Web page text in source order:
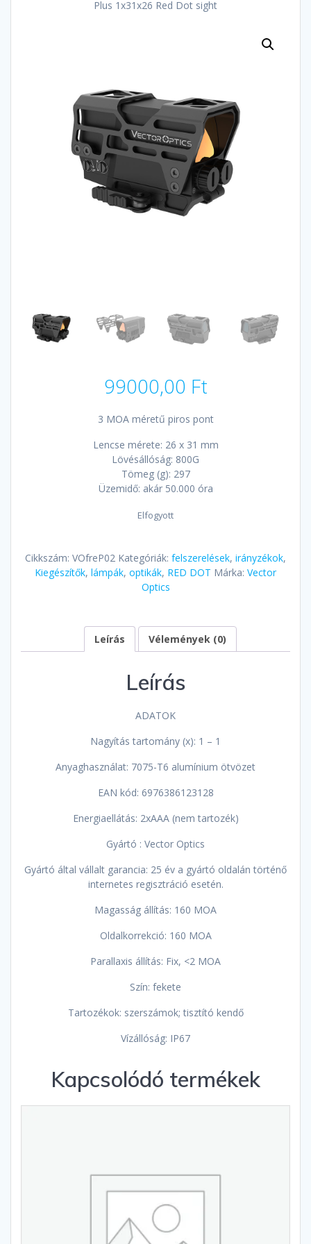
Plus 1x31x26 Red Dot sight
99000,00 Ft
3 MOA méretű piros pont
Lencse mérete: 26 x 31 mm
Lövésállóság: 800G
Tömeg (g): 297
Üzemidő: akár 50.000 óra
Elfogyott
Cikkszám: VOfreP02 Kategóriák: felszerelések, irányzékok,
Kiegészítők, lámpák, optikák, RED DOT Márka: Vector
Optics
Leírás Vélemények (0)
Leírás
ADATOK
Nagyítás tartomány (x): 1 – 1
Anyaghasználat: 7075-T6 alumínium ötvözet
EAN kód: 6976386123128
Energiaellátás: 2xAAA (nem tartozék)
Gyártó : Vector Optics
Gyártó által vállalt garancia: 25 év a gyártó oldalán történő
internetes regisztráció esetén.
Magasság állítás: 160 MOA
Oldalkorrekció: 160 MOA
Parallaxis állítás: Fix, <2 MOA
Szín: fekete
Tartozékok: szerszámok; tisztító kendő
Vízállóság: IP67
Kapcsolódó termékek